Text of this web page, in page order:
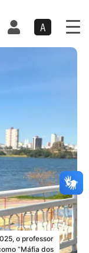
A
o professor
“Máfia dos